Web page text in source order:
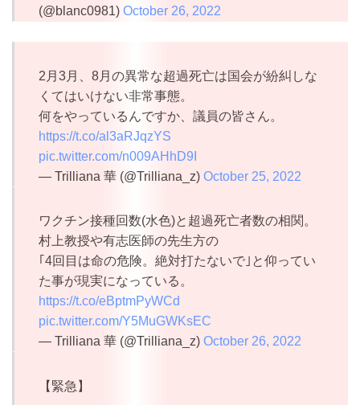
(@blanc0981) October 26, 2022
2月3月、8月の異常な超過死亡は国会が紛糾しな
くてはいけない非常事態。
何をやっているんですか、議員の皆さん。
https://t.co/al3aRJqzYS
pic.twitter.com/n009AHhD9I
— Trilliana 華 (@Trilliana_z) October 25, 2022
ワクチン接種回数(水色)と超過死亡者数の相関。
村上教授や有志医師の先生方の
｢4回目は命の危険。絶対打たないで｣と仰ってい
た事が現実になっている。
https://t.co/eBptmPyWCd
pic.twitter.com/Y5MuGWKsEC
— Trilliana 華 (@Trilliana_z) October 26, 2022
【緊急】